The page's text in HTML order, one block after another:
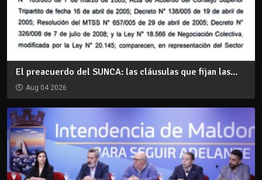
El preacuerdo del SUNCA: las cláusulas que fijan las...
Aug 04 2026